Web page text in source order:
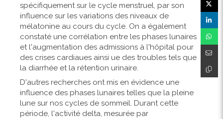
spécifiquement sur le cycle menstruel, par son
influence sur les variations des niveaux de
mélatonine au cours du cycle. On a également
constaté une corrélation entre les phases lunaires
et l'augmentation des admissions à l'hôpital pour
des crises cardiaues ainsi ue des troubles tels que
la diarrhée et la rétention urinaire.
D'autres recherches ont mis en évidence une
influence des phases lunaires telles que la pleine
lune sur nos cycles de sommeil. Durant cette
période, l'activité delta, mesurée par